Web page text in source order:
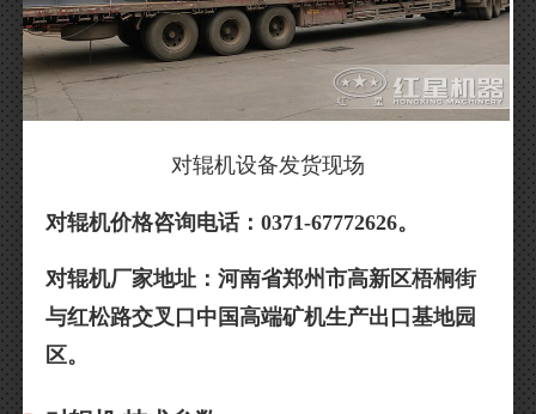
对辊机设备发货现场
对辊机价格咨询电话：0371-67772626。
对辊机厂家地址：河南省郑州市高新区梧桐街
与红松路交叉口中国高端矿机生产出口基地园
区。